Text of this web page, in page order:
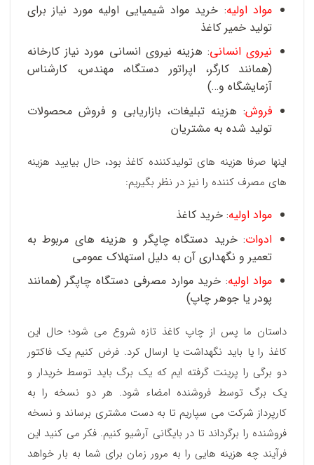
مواد اولیه: خرید مواد شیمیایی اولیه مورد نیاز برای
تولید خمیر کاغذ
نیروی انسانی: هزینه نیروی انسانی مورد نیاز کارخانه
(همانند کارگر، اپراتور دستگاه، مهندس، کارشناس
آزمایشگاه و…)
فروش: هزینه تبلیغات، بازاریابی و فروش محصولات
تولید شده به مشتریان
اینها صرفا هزینه های تولیدکننده کاغذ بود، حال بیایید هزینه
های مصرف کننده را نیز در نظر بگیریم:
مواد اولیه: خرید کاغذ
ادوات: خرید دستگاه چاپگر و هزینه های مربوط به
تعمیر و نگهداری آن به دلیل استهلاک عمومی
مواد اولیه: خرید موارد مصرفی دستگاه چاپگر (همانند
پودر یا جوهر چاپ)
داستان ما پس از چاپ کاغذ تازه شروع می شود؛ حال این
کاغذ را یا باید نگهداشت یا ارسال کرد. فرض کنیم یک فاکتور
دو برگی را پرینت گرفته ایم که یک برگ باید توسط خریدار و
یک برگ توسط فروشنده امضاء شود. هر دو نسخه را به
کارپرداز شرکت می سپاریم تا به دست مشتری برساند و نسخه
فروشنده را برگرداند تا در بایگانی آرشیو کنیم. فکر می کنید این
فرآیند چه هزینه هایی را به مرور زمان برای شما به بار خواهد